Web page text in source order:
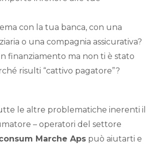
con la tua banca, con una
o una compagnia assicurativa?
finanziamento ma non ti è stato
risulti “cattivo pagatore”?
le altre problematiche inerenti il
– operatori del settore
Marche Aps può aiutarti e